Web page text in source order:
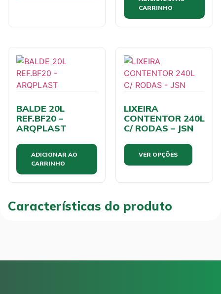
CARRINHO
BALDE 20L
REF.BF20 –
ARQPLAST
ADICIONAR AO
CARRINHO
LIXEIRA
CONTENTOR 240L
C/ RODAS – JSN
VER OPÇÕES
Características do produto